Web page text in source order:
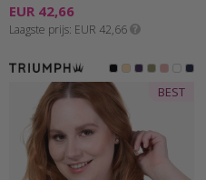
EUR 42,66
Laagste prijs EUR 42,66
BEST